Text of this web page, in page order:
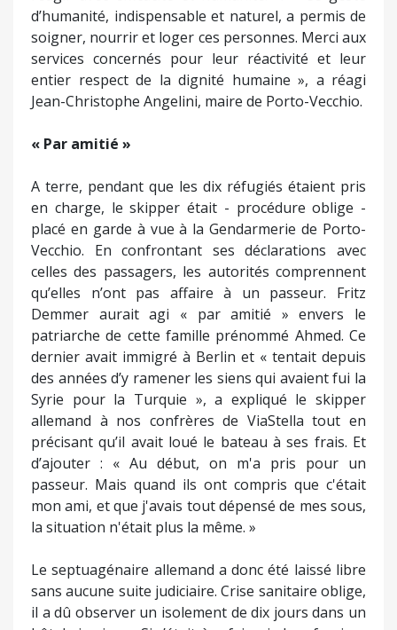
d’humanité, indispensable et naturel, a permis de
soigner, nourrir et loger ces personnes. Merci aux
services concernés pour leur réactivité et leur
entier respect de la dignité humaine », a réagi
Jean-Christophe Angelini, maire de Porto-Vecchio.
« Par amitié »
A terre, pendant que les dix réfugiés étaient pris
en charge, le skipper était - procédure oblige -
placé en garde à vue à la Gendarmerie de Porto-
Vecchio. En confrontant ses déclarations avec
celles des passagers, les autorités comprennent
qu’elles n’ont pas affaire à un passeur. Fritz
Demmer aurait agi « par amitié » envers le
patriarche de cette famille prénommé Ahmed. Ce
dernier avait immigré à Berlin et « tentait depuis
des années d’y ramener les siens qui avaient fui la
Syrie pour la Turquie », a expliqué le skipper
allemand à nos confrères de ViaStella tout en
précisant qu’il avait loué le bateau à ses frais. Et
d’ajouter : « Au début, on m'a pris pour un
passeur. Mais quand ils ont compris que c'était
mon ami, et que j'avais tout dépensé de mes sous,
la situation n'était plus la même. »
Le septuagénaire allemand a donc été laissé libre
sans aucune suite judiciaire. Crise sanitaire oblige,
il a dû observer un isolement de dix jours dans un